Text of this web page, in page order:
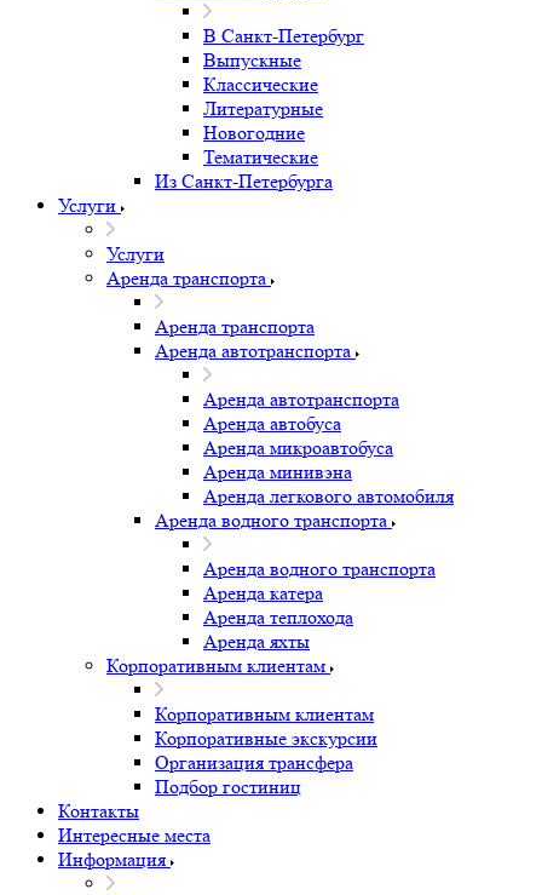
В Санкт-Петербург
Выпускные
Классические
Литературные
Новогодние
Тематические
Из Санкт-Петербурга
Услуги
Услуги
Аренда транспорта
Аренда транспорта
Аренда автотранспорта
Аренда автотранспорта
Аренда автобуса
Аренда микроавтобуса
Аренда минивэна
Аренда легкового автомобиля
Аренда водного транспорта
Аренда водного транспорта
Аренда катера
Аренда теплохода
Аренда яхты
Корпоративным клиентам
Корпоративным клиентам
Корпоративные экскурсии
Организация трансфера
Подбор гостиниц
Контакты
Интересные места
Информация